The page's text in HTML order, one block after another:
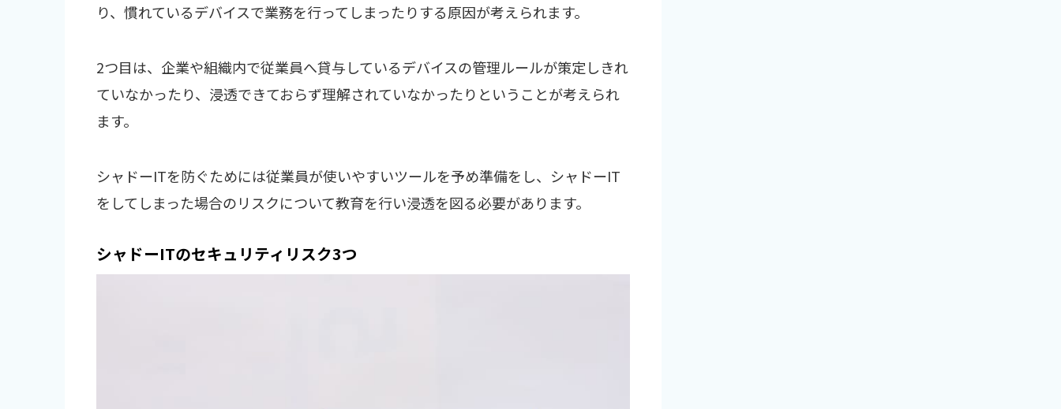
り、慣れているデバイスで業務を行ってしまったりする原因が考えられます。
2つ目は、企業や組織内で従業員へ貸与しているデバイスの管理ルールが策定しきれ
ていなかったり、浸透できておらず理解されていなかったりということが考えられ
ます。
シャドーITを防ぐためには従業員が使いやすいツールを予め準備をし、シャドーIT
をしてしまった場合のリスクについて教育を行い浸透を図る必要があります。
シャドーITのセキュリティリスク3つ